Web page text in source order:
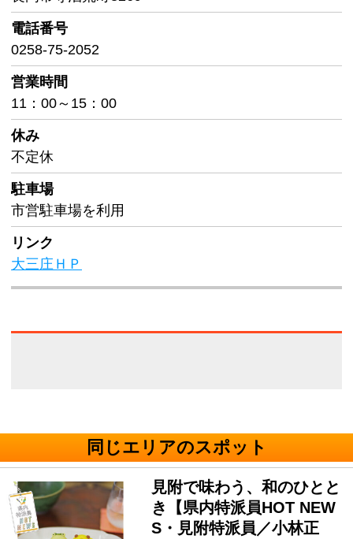
電話番号
0258-75-2052
営業時間
11：00～15：00
休み
不定休
駐車場
市営駐車場を利用
リンク
大三庄ＨＰ
同じエリアのスポット
見附で味わう、和のひとと
き【県内特派員HOT NEW
S・見附特派員／小林正